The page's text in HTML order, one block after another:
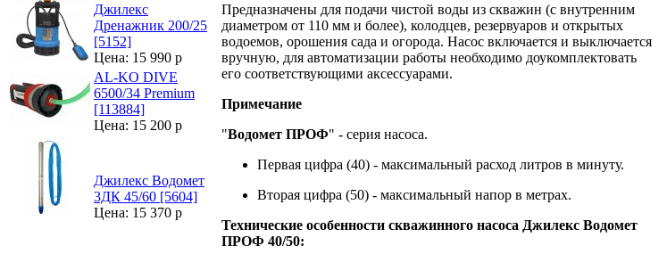
Джилекс
Дренажник 200/25
[5152]
Цена: 15 990 р
AL-KO DIVE
6500/34 Premium
[113884]
Цена: 15 200 р
Джилекс Водомет
3ДК 45/60 [5604]
Цена: 15 370 р
Предназначены для подачи чистой воды из скважин (с внутренним
диаметром от 110 мм и более), колодцев, резервуаров и открытых
водоемов, орошения сада и огорода. Насос включается и выключается
вручную, для автоматизации работы необходимо доукомплектовать
его соответствующими аксессуарами.
Примечание
"Водомет ПРОФ" - серия насоса.
Первая цифра (40) - максимальный расход литров в минуту.
Вторая цифра (50) - максимальный напор в метрах.
Технические особенности скважинного насоса Джилекс Водомет
ПРОФ 40/50: